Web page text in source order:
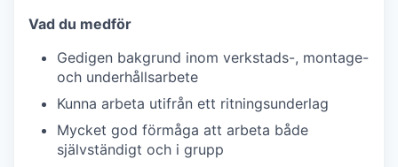
Vad du medför
Gedigen bakgrund inom verkstads-, montage-
och underhållsarbete
Kunna arbeta utifrån ett ritningsunderlag
Mycket god förmåga att arbeta både
självständigt och i grupp